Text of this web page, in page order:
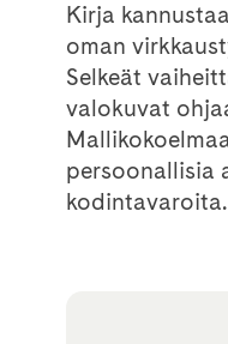
Kirja
oman
Selkeät
valokuvat
persoonallisia
kodintavaroita.